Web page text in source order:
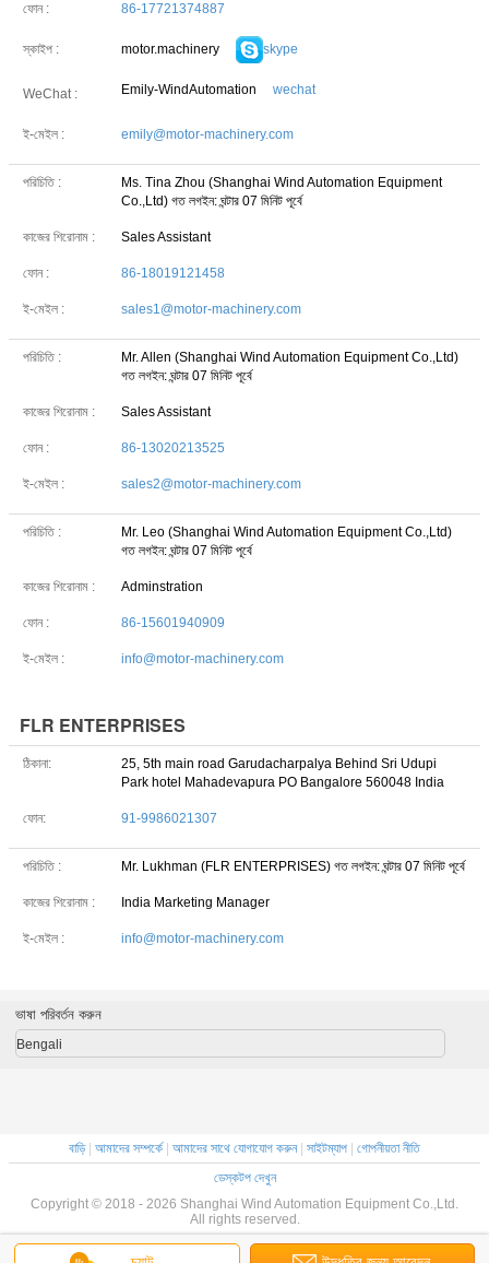
ফোন : 86-17721374887
স্কাইপ : motor.machinery skype
WeChat : Emily-WindAutomation wechat
ই-মেইল : emily@motor-machinery.com
পরিচিতি :
Ms. Tina Zhou (Shanghai Wind Automation Equipment
Co.,Ltd) গত লগইন: ঘন্টার 07 মিনিট পূর্বে
কাজের শিরোনাম : Sales Assistant
ফোন : 86-18019121458
ই-মেইল : sales1@motor-machinery.com
পরিচিতি :
Mr. Allen (Shanghai Wind Automation Equipment Co.,Ltd)
গত লগইন: ঘন্টার 07 মিনিট পূর্বে
কাজের শিরোনাম : Sales Assistant
ফোন : 86-13020213525
ই-মেইল : sales2@motor-machinery.com
পরিচিতি :
Mr. Leo (Shanghai Wind Automation Equipment Co.,Ltd)
গত লগইন: ঘন্টার 07 মিনিট পূর্বে
কাজের শিরোনাম : Adminstration
ফোন : 86-15601940909
ই-মেইল : info@motor-machinery.com
FLR ENTERPRISES
ঠিকানা:
25, 5th main road Garudacharpalya Behind Sri Udupi
Park hotel Mahadevapura PO Bangalore 560048 India
ফোন: 91-9986021307
পরিচিতি : Mr. Lukhman (FLR ENTERPRISES) গত লগইন: ঘন্টার 07 মিনিট পূর্বে
কাজের শিরোনাম : India Marketing Manager
ই-মেইল : info@motor-machinery.com
ভাষা পরিবর্তন করুন
Bengali
বাড়ি| আমাদের সম্পর্কে আমাদের সাথে যোগাযোগ করুন| সাইটম্যাপ
গোপনীয়তা নীতি
ডেস্কটপ দেখুন
Copyright © 2018 - 2026 Shanghai Wind Automation Equipment Co.,Ltd.
All rights reserved.